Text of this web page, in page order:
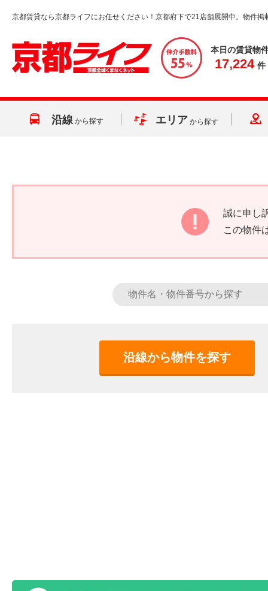
京都賃貸なら京都ライフにお任せください！京都府下で21店舗展開中。物件掲
本日の賃貸物
17,224 件
沿線 から探す エリア から探す
誠に申し
この物件
沿線から物件を探す